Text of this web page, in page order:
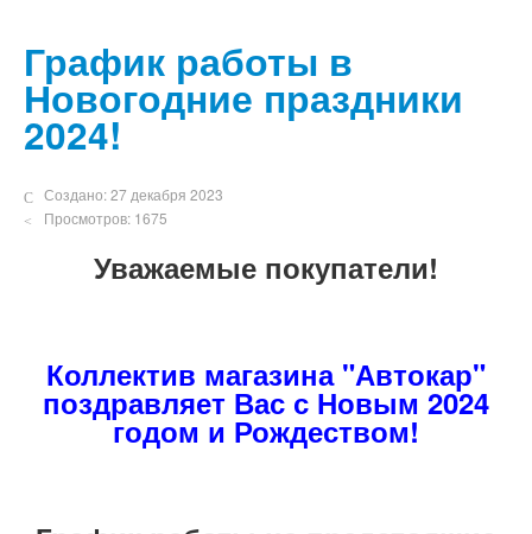
График работы в
Новогодние праздники
2024!
Создано: 27 декабря 2023
Просмотров: 1675
Уважаемые покупатели!
Коллектив магазина "Автокар"
поздравляет Вас с Новым 2024
годом и Рождеством!